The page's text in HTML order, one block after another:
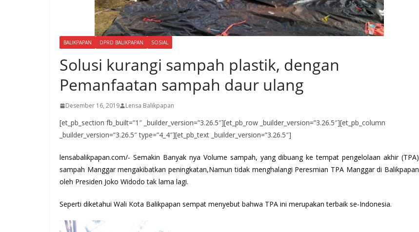
BALIKPAPAN DPRD BALIKPAPAN SOSIAL
Solusi kurangi sampah plastik, dengan
Pemanfaatan sampah daur ulang
Desember 16, 2019 Lensa Balikpapan
[et_pb_section fb_built=”1″ _builder_version=”3.26.5″][et_pb_row _builder_version=”3.26.5″][et_pb_column
_builder_version=”3.26.5″ type=”4_4″][et_pb_text _builder_version=”3.26.5″]
lensabalikpapan.com/- Semakin Banyak nya Volume sampah, yang dibuang ke tempat pengelolaan akhir (TPA)
sampah Manggar mengakibatkan peningkatan,Namun tidak menghalangi Peresmian TPA Manggar di Balikpapan
oleh Presiden Joko Widodo tak lama lagi.
Seperti diketahui Wali Kota Balikpapan sempat menyebut bahwa TPA ini merupakan terbaik se-Indonesia.